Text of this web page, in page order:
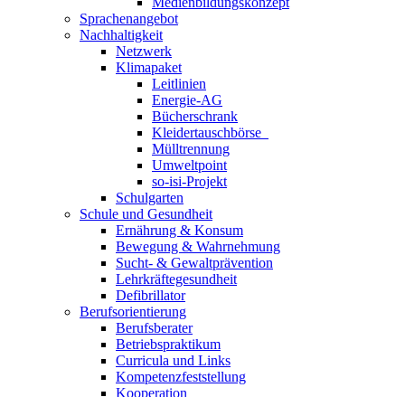
Sprachenangebot
Nachhaltigkeit
Netzwerk
Klimapaket
Leitlinien
Energie-AG
Bücherschrank
Kleidertauschbörse
Mülltrennung
Umweltpoint
so-isi-Projekt
Schulgarten
Schule und Gesundheit
Ernährung & Konsum
Bewegung & Wahrnehmung
Sucht- & Gewaltprävention
Lehrkräftegesundheit
Defibrillator
Berufsorientierung
Berufsberater
Betriebspraktikum
Curricula und Links
Kompetenzfeststellung
Kooperation